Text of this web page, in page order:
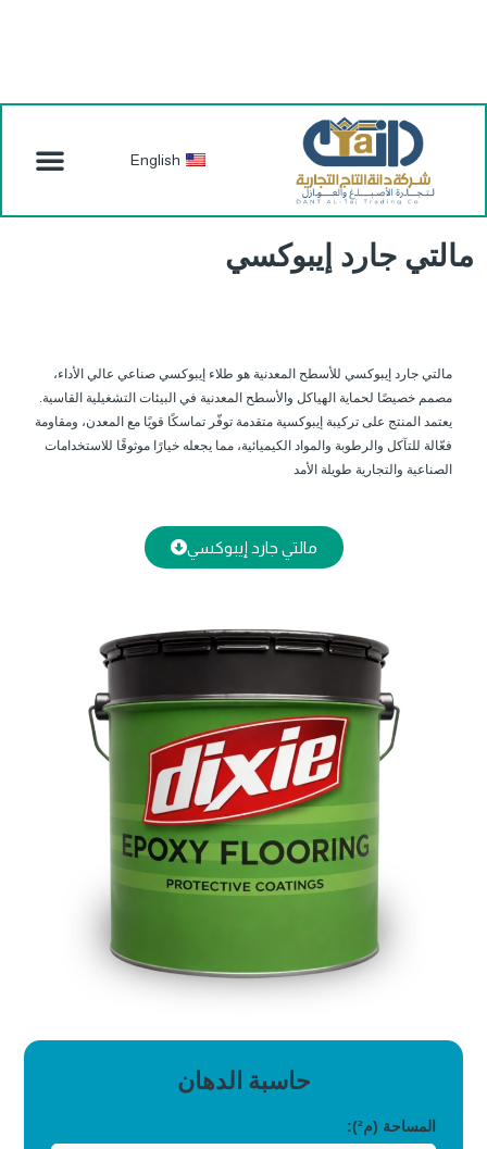
English
مالتي جارد إيبوكسي
مالتي جارد إيبوكسي للأسطح المعدنية هو طلاء إيبوكسي صناعي عالي الأداء،
مصمم خصيصًا لحماية الهياكل والأسطح المعدنية في البيئات التشغيلية القاسية.
يعتمد المنتج على تركيبة إيبوكسية متقدمة توفّر تماسكًا قويًا مع المعدن، ومقاومة
فعّالة للتآكل والرطوبة والمواد الكيميائية، مما يجعله خيارًا موثوقًا للاستخدامات
الصناعية والتجارية طويلة الأمد
مالتي جارد إيبوكسي
حاسبة الدهان
المساحة (م²):